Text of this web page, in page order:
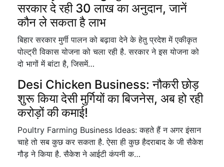
सरकार दे रही 30 लाख का अनुदान, जानें
कौन ले सकता है लाभ
बिहार सरकार मुर्गी पालन को बढ़ावा देने के हेतु प्रदेश में एकीकृत
पोल्ट्री विकास योजना को चला रही है. सरकार ने इस योजना को
दो भागों में बांटा है, जिसमें…
Desi Chicken Business: नौकरी छोड़
शुरू किया देसी मुर्गियों का बिजनेस, अब हो रही
करोड़ों की कमाई!
Poultry Farming Business Ideas: कहते हैं न अगर इंसान
चाहे तो सब कुछ कर सकता है. ऐसा ही कुछ हैदराबाद के जी सैकेश
गौड़ ने किया है. सैकेश ने आईटी कंपनी क…